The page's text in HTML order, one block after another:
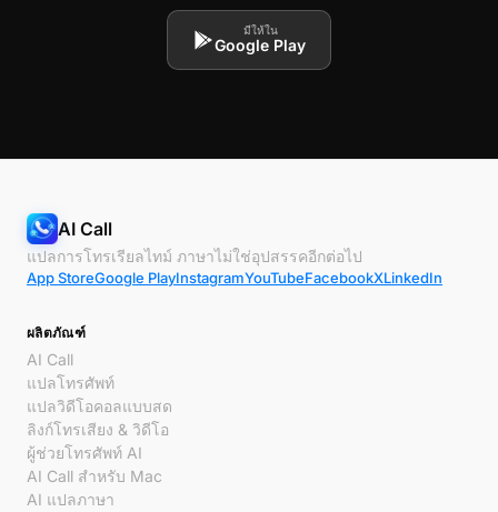
มีให้ใน
Google Play
AI Call
แปลการโทรเรียลไทม์ ภาษาไม่ใช่อุปสรรคอีกต่อไป
App StoreGoogle PlayInstagramYouTubeFacebookXLinkedIn
ผลิตภัณฑ์
AI Call
แปลโทรศัพท์
แปลวิดีโอคอลแบบสด
ลิงก์โทรเสียง & วิดีโอ
ผู้ช่วยโทรศัพท์ AI
AI Call สำหรับ Mac
AI แปลภาษา